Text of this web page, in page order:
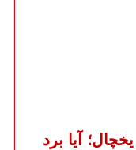
آیا برد